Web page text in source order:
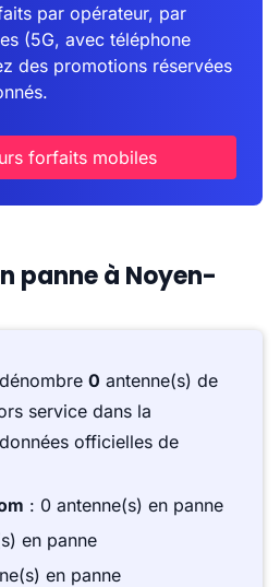
par opérateur, par
(5G, avec téléphone
des promotions réservées
forfaits mobiles
panne à Noyen-
0 antenne(s) de
service dans la
officielles de
: 0 antenne(s) en panne
en panne
en panne